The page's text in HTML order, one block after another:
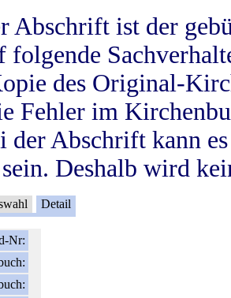
Abschrift ist der
folgende
des Original-
Fehler im
der Abschrift kann
Deshalb wird
Detail
Nr: